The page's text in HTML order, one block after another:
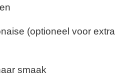
(optioneel voor extra
smaak